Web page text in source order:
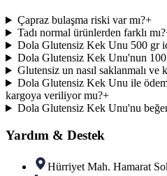
Çapraz bulaşma riski var mı?+
Tadı normal ürünlerden farklı mı?
Dola Glutensiz Kek Unu 500 gr
Dola Glutensiz Kek Unu'nun 100
Glutensiz un nasıl saklanmalı ve
Dola Glutensiz Kek Unu ile
kargoya veriliyor mu?+
Dola Glutensiz Kek Unu'nu
Yardım & Destek
Hürriyet Mah. Hamarat